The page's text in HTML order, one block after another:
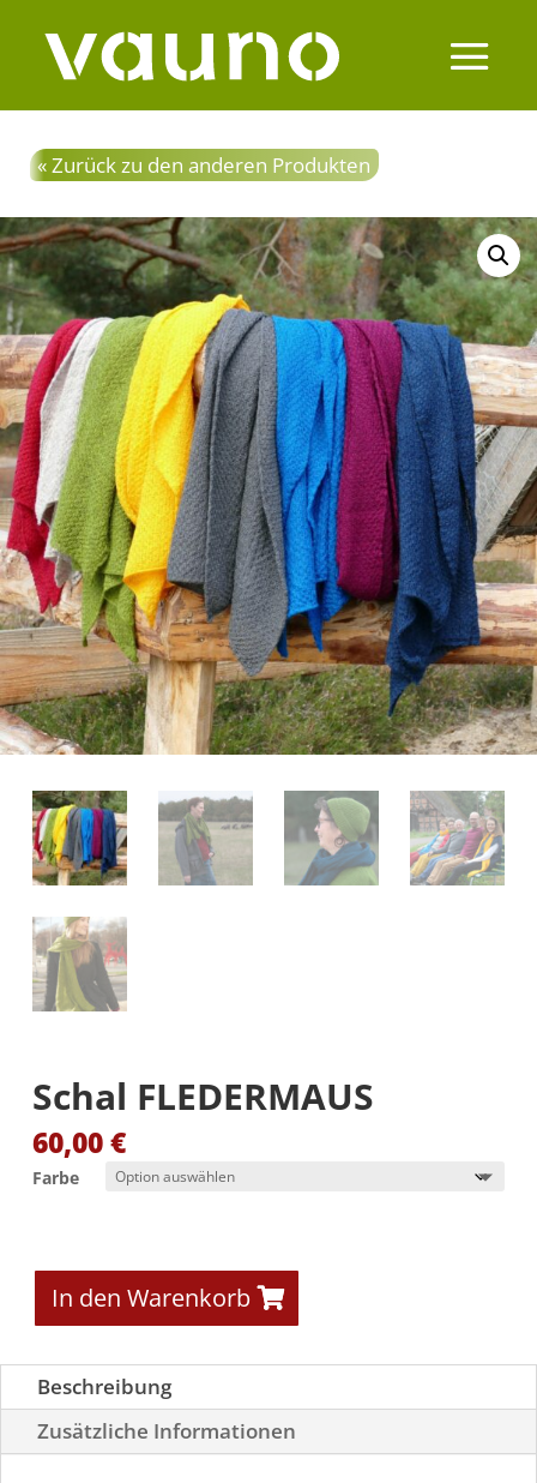
« Zurück zu den anderen Produkten
Schal FLEDERMAUS
60,00€
Farbe
In den Warenkorb
Beschreibung
Zusätzliche Informationen